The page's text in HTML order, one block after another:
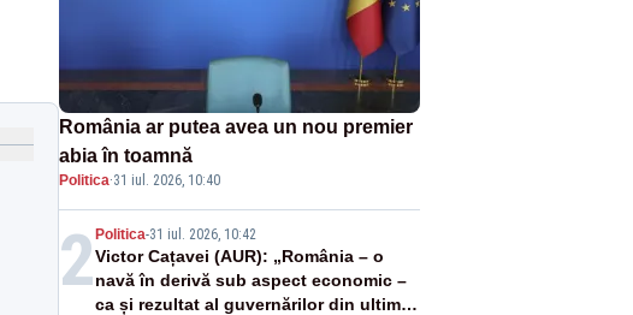
România ar putea avea un nou premier
abia în toamnă
Politica·31 iul. 2026, 10:40
2 Politica-31 iul. 2026, 10:42
Victor Cațavei (AUR): „România – o
navă în derivă sub aspect economic –
ca și rezultat al guvernărilor din ultimii